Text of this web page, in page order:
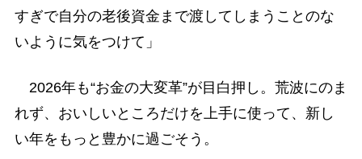
すぎで自分の老後資金まで渡してしまうことのな
いように気をつけて」
2026年も“お金の大変革”が目白押し。荒波にのま
れず、おいしいところだけを上手に使って、新し
い年をもっと豊かに過ごそう。